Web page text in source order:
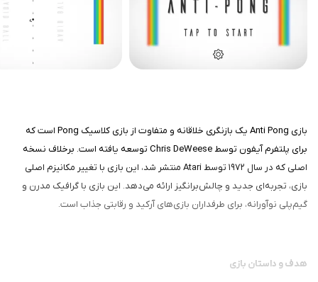
بازی Anti Pong یک بازنگری خلاقانه و متفاوت از بازی کلاسیک Pong است که
برای پلتفرم آیفون توسط Chris DeWeese توسعه یافته است. برخلاف نسخه
اصلی که در سال ۱۹۷۲ توسط Atari منتشر شد، این بازی با تغییر مکانیزم اصلی
بازی، تجربه‌ای جدید و چالش‌برانگیز ارائه می‌دهد. این بازی با گرافیک مدرن و
گیم‌پلی نوآورانه، برای طرفداران بازی‌های آرکید و رقابتی جذاب است.
هدف و داستان بازی